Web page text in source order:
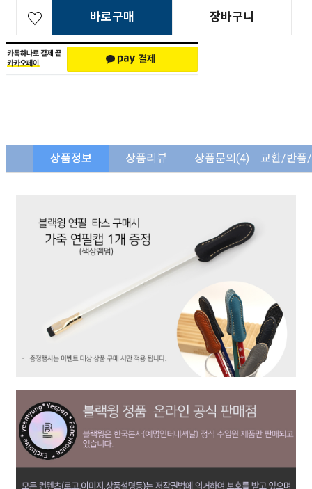
바로구매 장바구니
상품정보 상품리뷰 상품문의(4) 교환/반품